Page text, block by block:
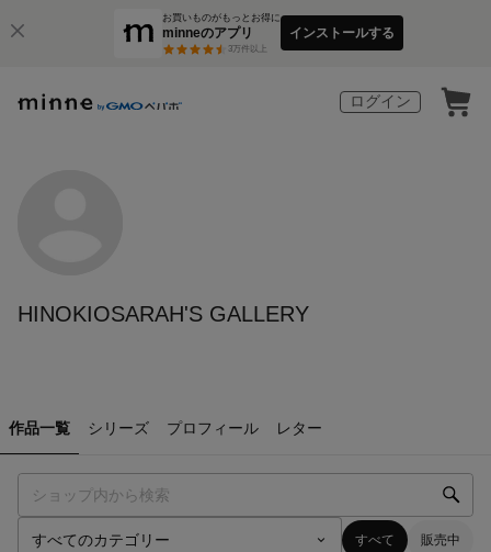
お買いものがもっとお得に
minneのアプリ
3万件以上
インストールする
ログイン
HINOKIOSARAH'S GALLERY
作品一覧 シリーズ プロフィール レター
すべて 販売中